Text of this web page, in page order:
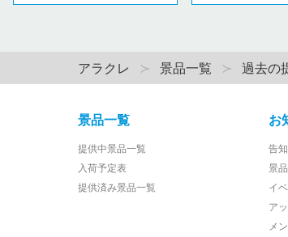
アラクレ 景品一覧 過去の
景品一覧
提供中景品一覧
入荷予定表
提供済み景品一覧
お
告知
景
イ
ア
メ